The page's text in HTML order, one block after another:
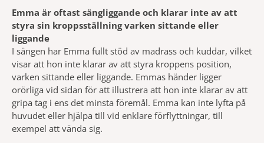
Emma är oftast sängliggande och klarar inte av att
styra sin kroppsställning varken sittande eller
liggande
I sängen har Emma fullt stöd av madrass och kuddar, vilket
visar att hon inte klarar av att styra kroppens position,
varken sittande eller liggande. Emmas händer ligger
orörliga vid sidan för att illustrera att hon inte klarar av att
gripa tag i ens det minsta föremål. Emma kan inte lyfta på
huvudet eller hjälpa till vid enklare förflyttningar, till
exempel att vända sig.